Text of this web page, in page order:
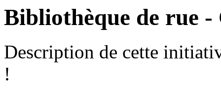
Bibliothèque de rue
Description de cette
!